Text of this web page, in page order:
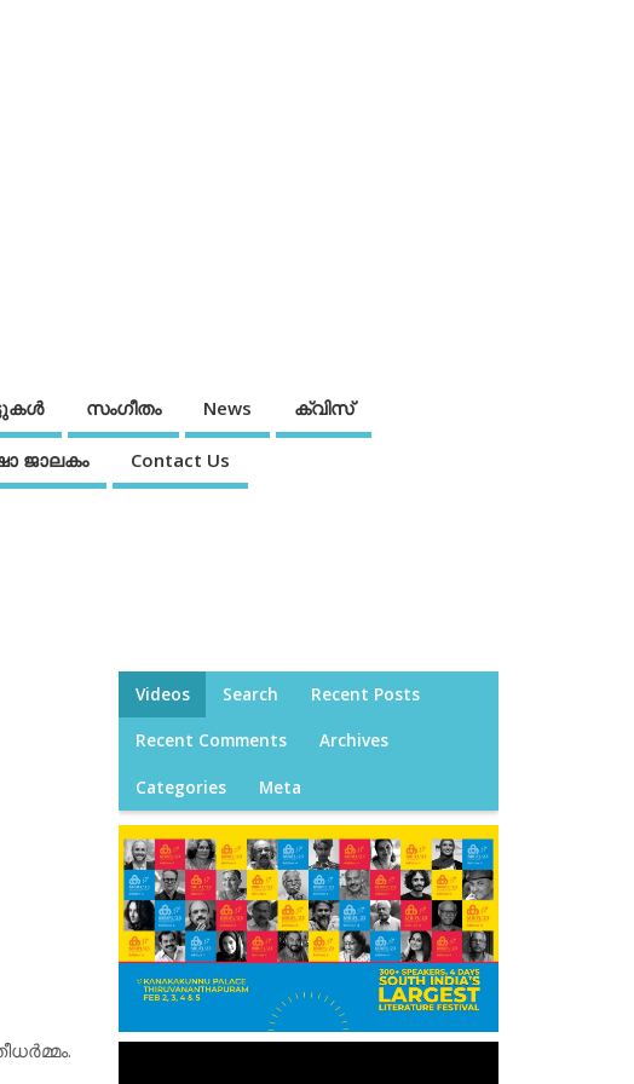
സംഗീതം News ക്വിസ്
ജാലകം Contact Us
Videos Search Recent Posts
Recent Comments Archives
Categories Meta